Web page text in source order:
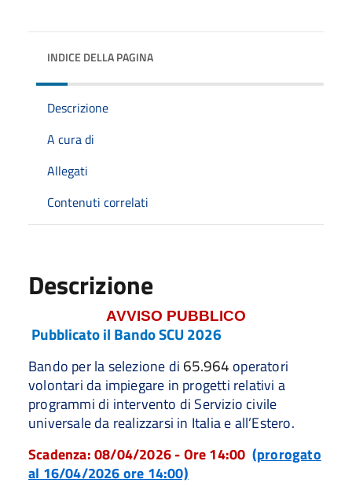
INDICE DELLA PAGINA
Descrizione
A cura di
Allegati
Contenuti correlati
Descrizione
AVVISO PUBBLICO
Pubblicato il Bando SCU 2026
Bando per la selezione di 65.964 operatori
volontari da impiegare in progetti relativi a
programmi di intervento di Servizio civile
universale da realizzarsi in Italia e all’Estero.
Scadenza: 08/04/2026 - Ore 14:00 (prorogato
al 16/04/2026 ore 14:00)